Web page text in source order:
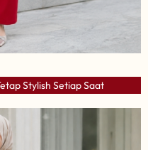
Stylish Setiap Saat